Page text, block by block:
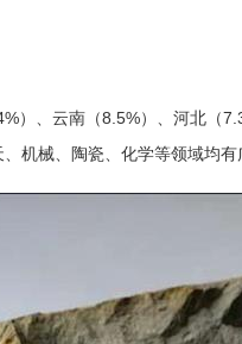
）、云南（8.5%）、河北（
机械、陶瓷、化学等领域均有